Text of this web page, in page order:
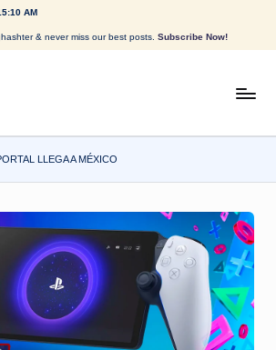
AM
& never miss our best posts. Subscribe Now!
LLEGA A MÉXICO